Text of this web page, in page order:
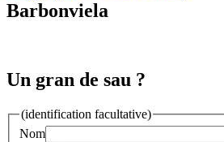
Barbonviela
Un gran de sau ?
(identification facultative)
Nom